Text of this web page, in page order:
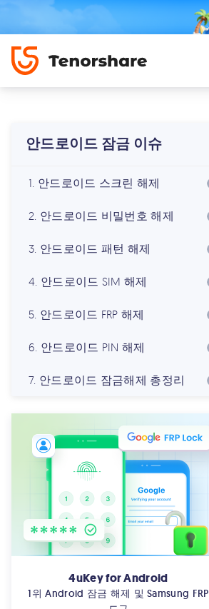
안드로이드 잠금 이슈
1. 안드로이드 스크린 해제
2. 안드로이드 비밀번호 해제
3. 안드로이드 패턴 해제
4. 안드로이드 SIM 해제
5. 안드로이드 FRP 해제
6. 안드로이드 PIN 해제
7. 안드로이드 잠금해제 총정리
4uKey for Android
1위 Android 잠금 해제 및 Samsung FRP